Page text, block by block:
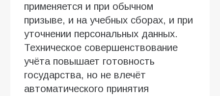
применяется и при обычном
призыве, и на учебных сборах, и при
уточнении персональных данных.
Техническое совершенствование
учёта повышает готовность
государства, но не влечёт
автоматического принятия